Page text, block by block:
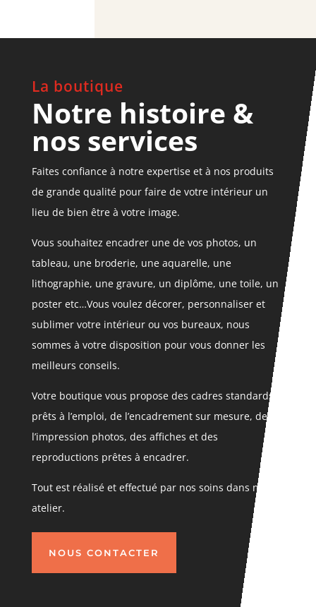
La boutique
Notre histoire &
nos services
Faites confiance à notre expertise et à nos produits
de grande qualité pour faire de votre intérieur un
lieu de bien être à votre image.
Vous souhaitez encadrer une de vos photos, un
tableau, une broderie, une aquarelle, une
lithographie, une gravure, un diplôme, une toile, un
poster etc…Vous voulez décorer, personnaliser et
sublimer votre intérieur ou vos bureaux, nous
sommes à votre disposition pour vous donner les
meilleurs conseils.
Votre boutique vous propose des cadres standards
prêts à l’emploi, de l’encadrement sur mesure, de
l’impression photos, des affiches et des
reproductions prêtes à encadrer.
Tout est réalisé et effectué par nos soins dans notre
atelier.
NOUS CONTACTER